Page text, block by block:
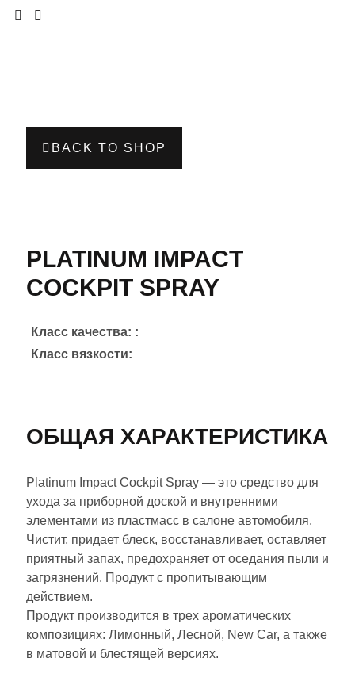
BACK TO SHOP
​PLATINUM IMPACT
COCKPIT SPRAY
Класс качества: :
Класс вязкости:
ОБЩАЯ ХАРАКТЕРИСТИКА
​Platinum Impact Cockpit Spray — это средство для
ухода за приборной доской и внутренними
элементами из пластмасс в салоне автомобиля.
Чистит, придает блеск, восстанавливает, оставляет
приятный запах, предохраняет от оседания пыли и
загрязнений. Продукт с пропитывающим
действием.
Продукт производится в трех ароматических
композициях: Лимонный, Лесной, New Car, а также
в матовой и блестящей версиях.